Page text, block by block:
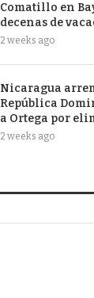
Comatillo en
decenas de
2 weeks ago
Nicaragua
República
a Ortega por
2 weeks ago